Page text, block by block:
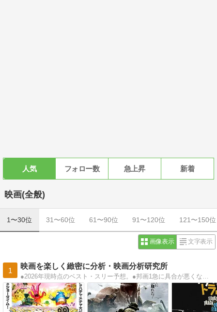
人気 フォロー数 急上昇 新着
映画(全般)
1〜30位 31〜60位 61〜90位 91〜120位 121〜150位
画像表示 文字表示
1
映画を楽しく緻密に分析・映画分析研究所